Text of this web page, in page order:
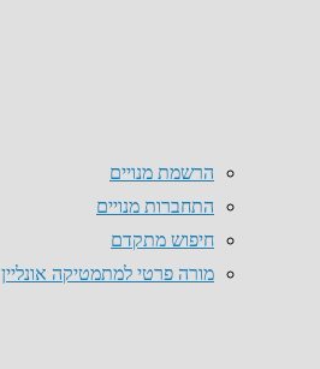
הרשמת מנויים
התחברות מנויים
חיפוש מתקדם
מורה פרטי למתמטיקה אונליין